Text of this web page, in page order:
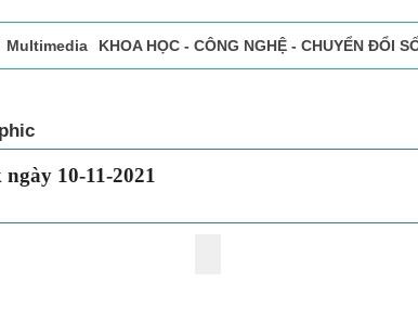
Multimedia KHOA HỌC - CÔNG NGHỆ - CHUYỂN ĐỔI
10-11-2021